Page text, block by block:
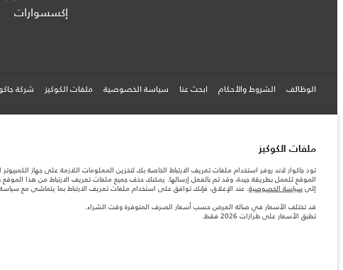
إكسسوارات
الوظائف الشروط والأحكام ابحث عنا سياسة الخصوصية ملفات الكوكيز شركة
قطر, الفردان بريميير موتورز (ذ.م.م.)
المعلومات والمواصفات والأسعار والألوان المذكورة على هذا الموقع قد تختلف من بلد إلى آخر، كما أنّها
الأرقام المقدمة هي نتيجة لاختبارات المصنع الرسمية وفقاً لتشريعات الاتحاد الأوروبي. قد يتباين
قد تختلف الأسعار في صالة العرض حسب أسعار الصرف المتوفرة وقت الشراء.
ملاحظة مهمة حول الصور والمواصفات. إن النقص العالمي في أشباه الموصلات يؤثر حاليًا في مواصفات تصميم
ملفات الكوكيز
تود جاكوار لاند روفر استخدام ملفات تعريف الارتباط الخاصة بك لتخزين المعلومات اللازمة على جهاز
الموقع للعمل بطريقة جيدة، وقد تم بالفعل إرسالها. يمكنك حذف جميع ملفات تعريف الارتباط من هذا
إلى سياسة الخصوصية. عند الإغلاق، فإنك توافق على استخدام ملفات تعريف الارتباط بما يتماشى مع
قد تختلف الأسعار في صالة العرض حسب أسعار الصرف المتوفرة وقت الشراء.
تطبق الأسعار على طرازات 2026 فقط.